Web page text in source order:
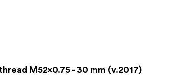
M52x0.75 - 30 mm (v.2017)